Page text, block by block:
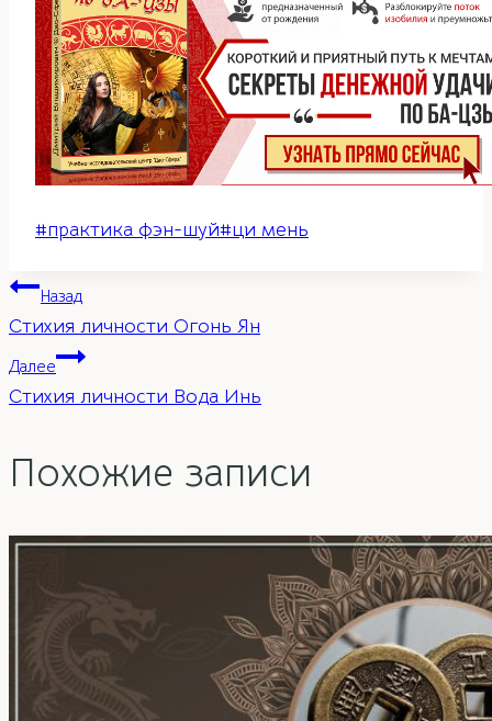
Метки
#практика фэн-шуй#ци мень
Навигация
по
записям
Назад
Стихия личности Огонь Ян
Далее
Стихия личности Вода Инь
Похожие записи